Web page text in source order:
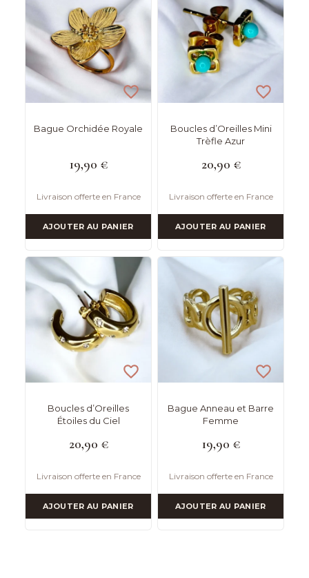
Bague Orchidée Royale
19,90 €
Livraison offerte en France
AJOUTER AU PANIER
Boucles d’Oreilles Mini
Trèfle Azur
20,90 €
Livraison offerte en France
AJOUTER AU PANIER
Boucles d’Oreilles
Étoiles du Ciel
20,90 €
Livraison offerte en France
AJOUTER AU PANIER
Bague Anneau et Barre
Femme
19,90 €
Livraison offerte en France
AJOUTER AU PANIER